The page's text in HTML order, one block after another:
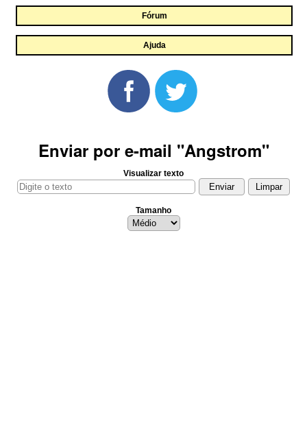
Fórum
Ajuda
Enviar por e-mail "Angstrom"
Visualizar texto
Tamanho